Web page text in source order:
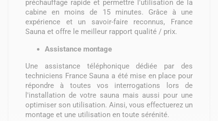
préchauffage rapide et permettre l'utilisation de la
cabine en moins de 15 minutes. Grâce à une
expérience et un savoir-faire reconnus, France
Sauna et offre le meilleur rapport qualité / prix.
Assistance montage
Une assistance téléphonique dédiée par des
techniciens France Sauna a été mise en place pour
répondre à toutes vos interrogations lors de
l'installation de votre sauna mais aussi pour une
optimiser son utilisation. Ainsi, vous effectuerez un
montage et une utilisation en toute sérénité.